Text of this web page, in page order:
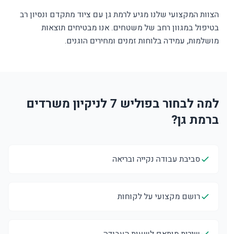
הצוות המקצועי שלנו מגיע לרמת גן עם ציוד מתקדם ונסיון רב
בטיפול במגוון רחב של משטחים. אנו מבטיחים תוצאות
מושלמות, עמידה בלוחות זמנים ומחירים הוגנים.
למה לבחור בפוליש 7 לניקיון משרדים
ברמת גן?
סביבת עבודה נקייה ובריאה
רושם מקצועי על לקוחות